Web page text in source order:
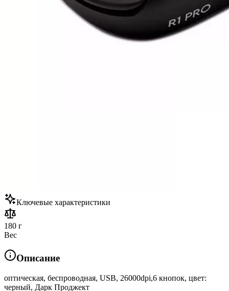
Ключевые характеристики
180 г
Вес
Описание
оптическая, беспроводная, USB, 26000dpi,6 кнопок, цвет:
черный, Дарк Проджект